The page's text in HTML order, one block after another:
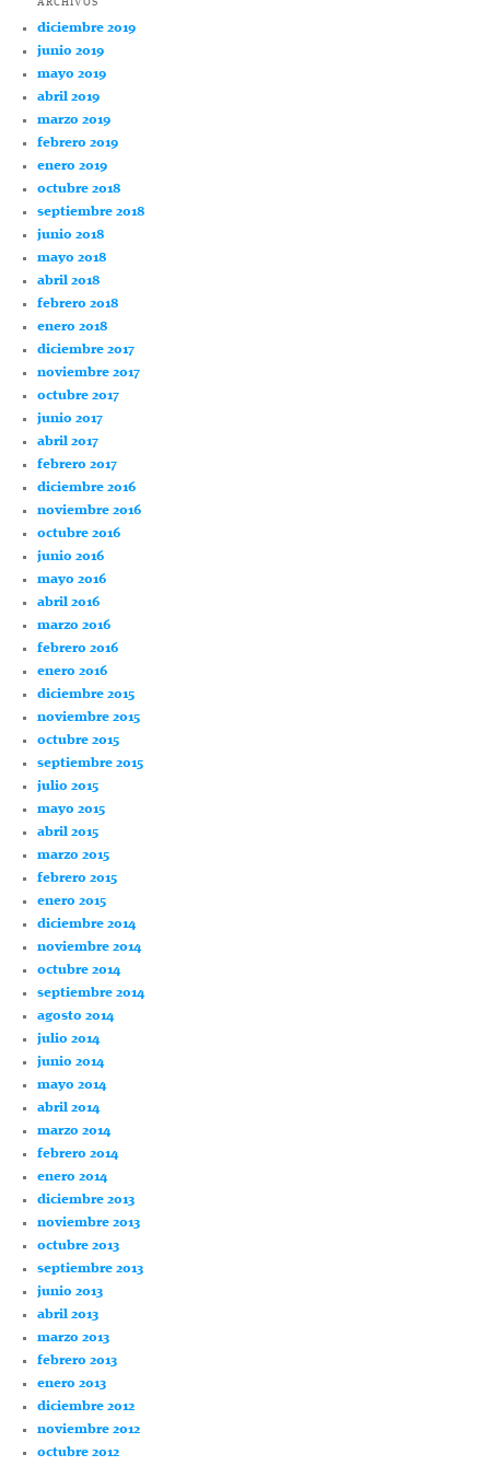
diciembre 2019
junio 2019
mayo 2019
abril 2019
marzo 2019
febrero 2019
enero 2019
octubre 2018
septiembre 2018
junio 2018
mayo 2018
abril 2018
febrero 2018
enero 2018
diciembre 2017
noviembre 2017
octubre 2017
junio 2017
abril 2017
febrero 2017
diciembre 2016
noviembre 2016
octubre 2016
junio 2016
mayo 2016
abril 2016
marzo 2016
febrero 2016
enero 2016
diciembre 2015
noviembre 2015
octubre 2015
septiembre 2015
julio 2015
mayo 2015
abril 2015
marzo 2015
febrero 2015
enero 2015
diciembre 2014
noviembre 2014
octubre 2014
septiembre 2014
agosto 2014
julio 2014
junio 2014
mayo 2014
abril 2014
marzo 2014
febrero 2014
enero 2014
diciembre 2013
noviembre 2013
octubre 2013
septiembre 2013
junio 2013
abril 2013
marzo 2013
febrero 2013
enero 2013
diciembre 2012
noviembre 2012
octubre 2012